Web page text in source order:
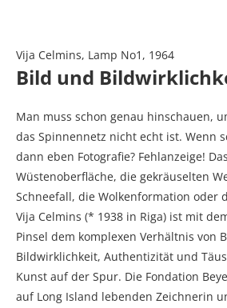
Vija Celmins, Lamp No1, 1964
Bild und
Man muss schon genau hinschauen,
das Spinnennetz nicht echt ist. Wenn
dann eben Fotografie? Fehlanzeige!
Wüstenoberfläche, die gekräuselten
Schneefall, die Wolkenformation oder
Vija Celmins (* 1938 in Riga) ist mit
Pinsel dem komplexen Verhältnis von
Bildwirklichkeit, Authentizität und
Kunst auf der Spur. Die Fondation
auf Long Island lebenden Zeichnerin